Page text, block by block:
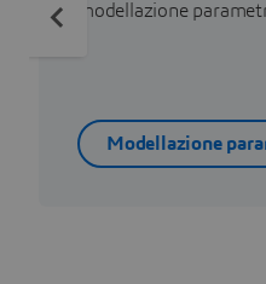
modellazione
Modellazione